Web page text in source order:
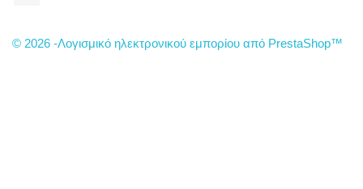
© 2026 -Λογισμικό ηλεκτρονικού εμπορίου από PrestaShop™